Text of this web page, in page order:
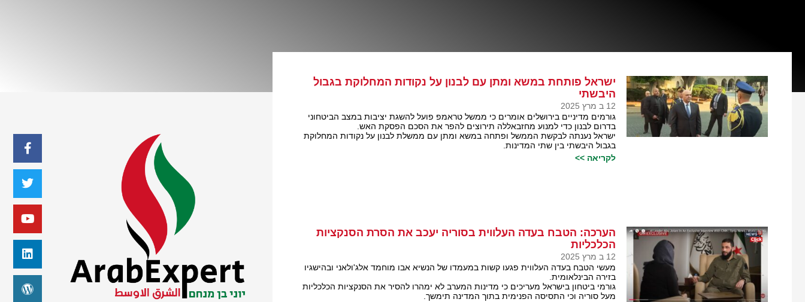
ישראל פותחת במשא ומתן עם לבנון על נקודות המחלוקת בגבול
היבשתי
12 ב מרץ 2025
גורמים מדיניים בירושלים אומרים כי ממשל טראמפ פועל להשגת יציבות במצב הביטחוני
בדרום לבנון כדי למנוע מחזבאללה תירוצים להפר את הסכם הפסקת האש.
ישראל נענתה לבקשת הממשל ופתחה במשא ומתן עם ממשלת לבנון על נקודות המחלוקת
בגבול היבשתי בין שתי המדינות.
לקריאה >>
הערכה: הטבח בעדה העלווית בסוריה יעכב את הסרת הסנקציות
הכלכליות
12 ב מרץ 2025
מעשי הטבח בעדה העלווית פגעו קשות במעמדו של הנשיא אבו מוחמד אלג'ולאני ובהישגיו
בזירה הבינלאומית.
גורמי ביטחון בישראל מעריכים כי מדינות המערב לא ימהרו להסיר את הסנקציות הכלכליות
מעל סוריה וכי התסיסה הפנימית בתוך המדינה תימשך.